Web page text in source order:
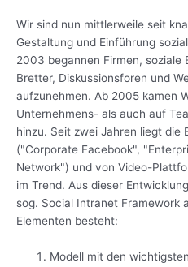
Wir sind nun mittlerweile seit
Gestaltung und Einführung
2003 begannen Firmen, soziale
Bretter, Diskussionsforen und
aufzunehmen. Ab 2005 kamen
Unternehmens- als auch auf
hinzu. Seit zwei Jahren liegt die
("Corporate Facebook",
Network") und von Video-
im Trend. Aus dieser
sog. Social Intranet Framework
Elementen besteht:
Modell mit den